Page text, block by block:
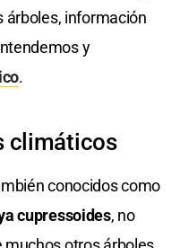
árboles, información
y
.
climáticos
conocidos como
cupressoides, no